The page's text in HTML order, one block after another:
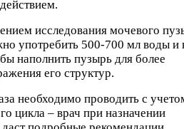
исследования мочевого
употребить 500-700 мл воды и
наполнить пузырь для более
его структур.
необходимо проводить с
цикла – врач при назначении